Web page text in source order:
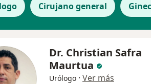
Cirujano general
Dr. Christian Safra
Maurtua
Urólogo · Ver más